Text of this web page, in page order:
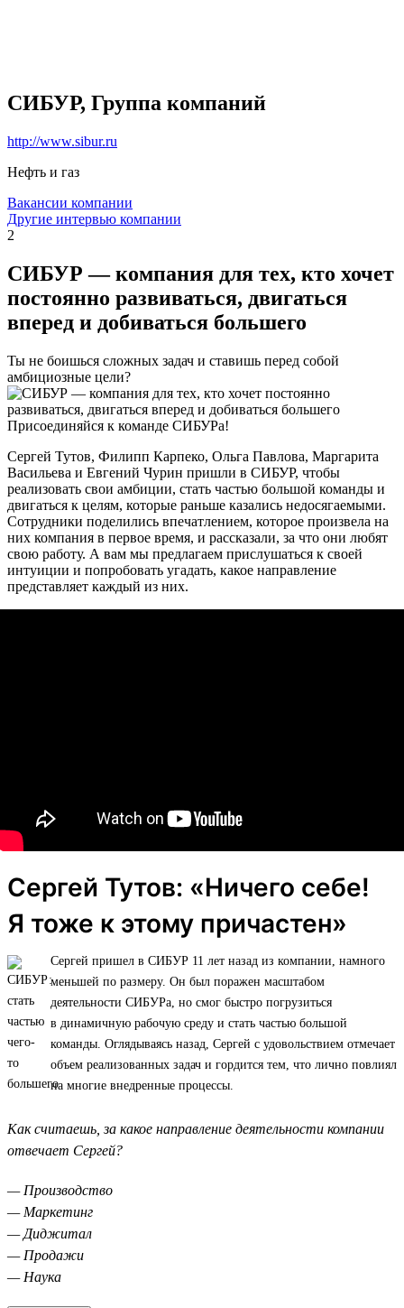
СИБУР, Группа компаний
http://www.sibur.ru
Нефть и газ
Вакансии компании
Другие интервью компании
2
СИБУР — компания для тех, кто хочет
постоянно развиваться, двигаться
вперед и добиваться большего
Ты не боишься сложных задач и ставишь перед собой
амбициозные цели?
Присоединяйся к команде СИБУРа!
Сергей Тутов, Филипп Карпеко, Ольга Павлова, Маргарита
Васильева и Евгений Чурин пришли в СИБУР, чтобы
реализовать свои амбиции, стать частью большой команды и
двигаться к целям, которые раньше казались недосягаемыми.
Сотрудники поделились впечатлением, которое произвела на
них компания в первое время, и рассказали, за что они любят
свою работу. А вам мы предлагаем прислушаться к своей
интуиции и попробовать угадать, какое направление
представляет каждый из них.
Сергей Тутов: «Ничего себе!
Я тоже к этому причастен»
Сергей пришел в СИБУР 11 лет назад из компании, намного
меньшей по размеру. Он был поражен масштабом
деятельности СИБУРа, но смог быстро погрузиться
в динамичную рабочую среду и стать частью большой
команды. Оглядываясь назад, Сергей с удовольствием отмечает
объем реализованных задач и гордится тем, что лично повлиял
на многие внедренные процессы.
Как считаешь, за какое направление деятельности компании
отвечает Сергей?
— Производство
— Маркетинг
— Диджитал
— Продажи
— Наука